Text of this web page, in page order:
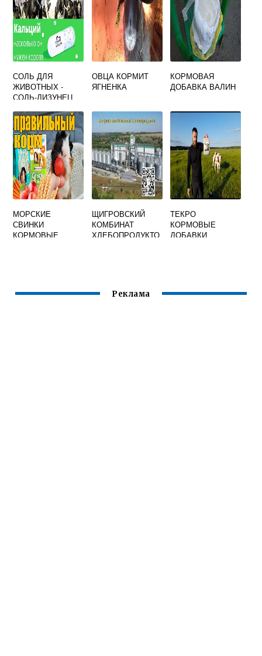
СОЛЬ ДЛЯ
ЖИВОТНЫХ -
СОЛЬ-ЛИЗУНЕЦ
20X20X40
ОВЦА КОРМИТ
ЯГНЕНКА
КОРМОВАЯ
ДОБАВКА ВАЛИН
МОРСКИЕ
СВИНКИ
КОРМОВЫЕ
ЩИГРОВСКИЙ
КОМБИНАТ
ХЛЕБОПРОДУКТО
ТЕКРО
КОРМОВЫЕ
ДОБАВКИ
Реклама